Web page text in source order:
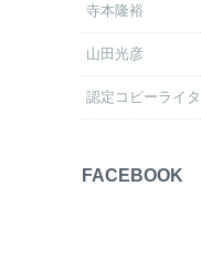
寺本隆裕
山田光彦
認定コピーライ
FACEBOOK